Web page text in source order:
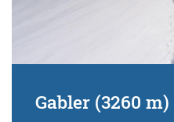
Gabler (3260 m)